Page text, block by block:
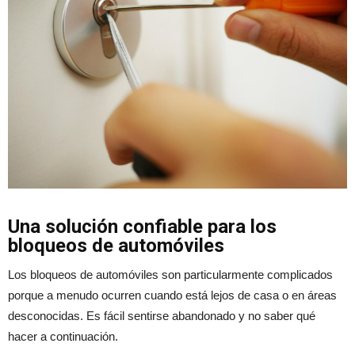
Una solución confiable para los
bloqueos de automóviles
Los bloqueos de automóviles son particularmente complicados
porque a menudo ocurren cuando está lejos de casa o en áreas
desconocidas. Es fácil sentirse abandonado y no saber qué
hacer a continuación.